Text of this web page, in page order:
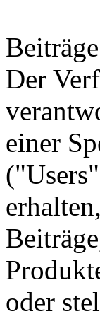
Beiträge
Der
einer
oder